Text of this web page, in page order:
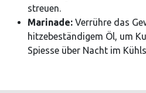
streuen.
Marinade: Verrühre das
hitzebeständigem Öl, um
Spiesse über Nacht im